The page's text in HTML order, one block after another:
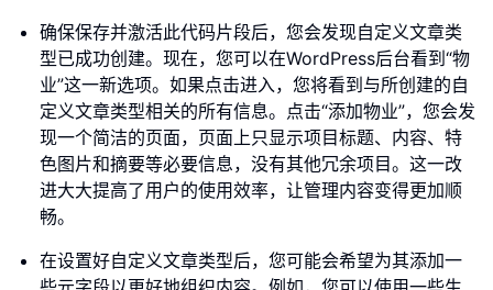
确保保存并激活此代码片段后，您会发现自定义文章类
型已成功创建。现在，您可以在WordPress后台看到“物
业”这一新选项。如果点击进入，您将看到与所创建的自
定义文章类型相关的所有信息。点击“添加物业”，您会发
现一个简洁的页面，页面上只显示项目标题、内容、特
色图片和摘要等必要信息，没有其他冗余项目。这一改
进大大提高了用户的使用效率，让管理内容变得更加顺
畅。
在设置好自定义文章类型后，您可能会希望为其添加一